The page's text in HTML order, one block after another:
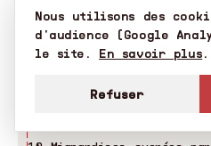
FROMAGE
Plateau de fromages (5
DESSERT (AU CHOIX)
Pièce montée (3 choux par
Nous utilisons des
d'audience (Google
le site. En savoir plus.
Refuser